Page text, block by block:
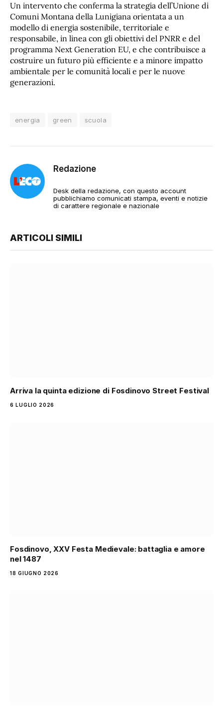
Un intervento che conferma la strategia dell’Unione di
Comuni Montana della Lunigiana orientata a un
modello di energia sostenibile, territoriale e
responsabile, in linea con gli obiettivi del PNRR e del
programma Next Generation EU, e che contribuisce a
costruire un futuro più efficiente e a minore impatto
ambientale per le comunità locali e per le nuove
generazioni.
energia green scuola
Redazione
Desk della redazione, con questo account
pubblichiamo comunicati stampa, eventi e notizie
di carattere regionale e nazionale
ARTICOLI SIMILI
Arriva la quinta edizione di Fosdinovo Street Festival
6 LUGLIO 2026
Fosdinovo, XXV Festa Medievale: battaglia e amore
nel 1487
18 GIUGNO 2026